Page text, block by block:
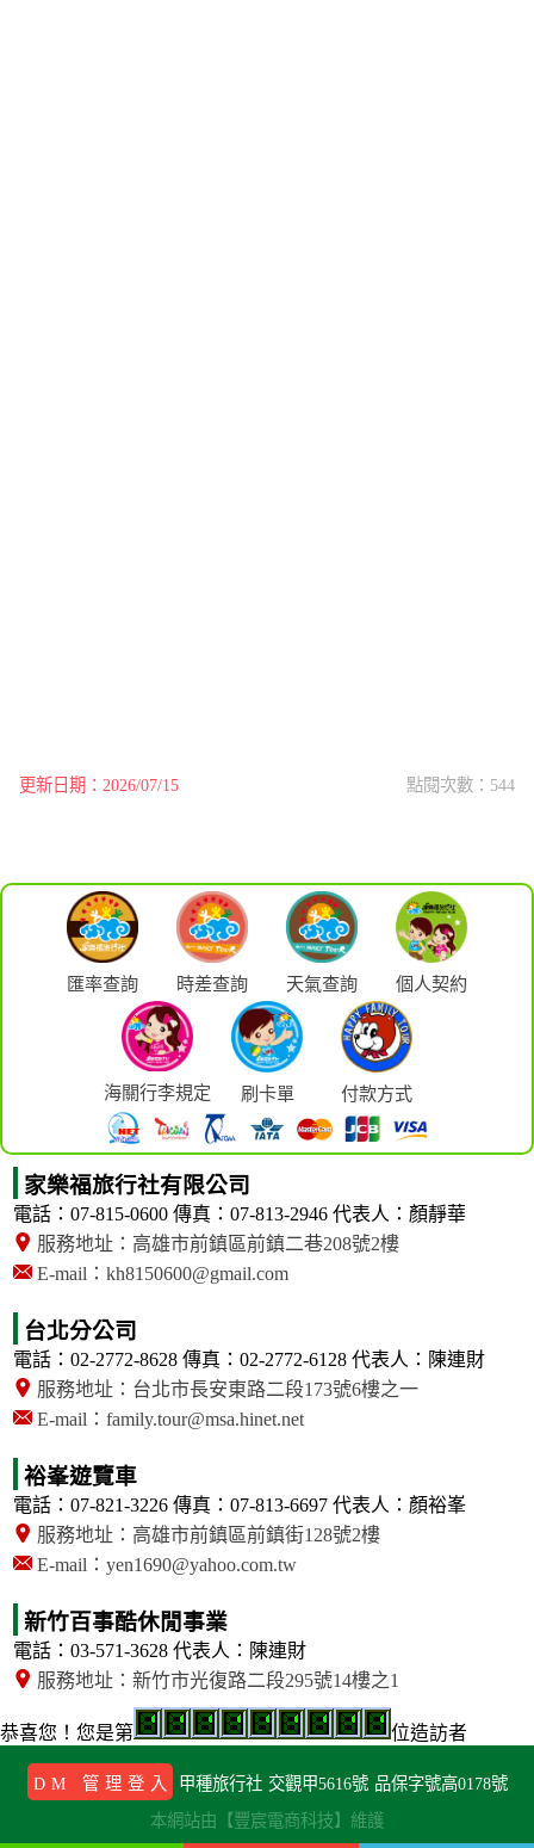
更新日期：2026/07/15 點閱次數：544
匯率查詢 時差查詢 天氣查詢 個人契約
海關行李規定 刷卡單 付款方式
家樂福旅行社有限公司
電話：07-815-0600 傳真：07-813-2946 代表人：顏靜華
服務地址：高雄市前鎮區前鎮二巷208號2樓
E-mail：kh8150600@gmail.com
台北分公司
電話：02-2772-8628 傳真：02-2772-6128 代表人：陳連財
服務地址：台北市長安東路二段173號6樓之一
E-mail：family.tour@msa.hinet.net
裕峯遊覽車
電話：07-821-3226 傳真：07-813-6697 代表人：顏裕峯
服務地址：高雄市前鎮區前鎮街128號2樓
E-mail：yen1690@yahoo.com.tw
新竹百事酷休閒事業
電話：03-571-3628 代表人：陳連財
服務地址：新竹市光復路二段295號14樓之1
恭喜您！ 您是第 位造訪者
DM 管理登入 甲種旅行社 交觀甲5616號 品保字號高0178號
本網站由【豐宸電商科技】維護